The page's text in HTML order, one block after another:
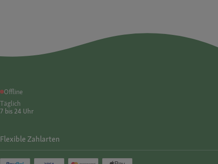
Offline
Täglich
7 bis 24 Uhr
Flexible Zahlarten